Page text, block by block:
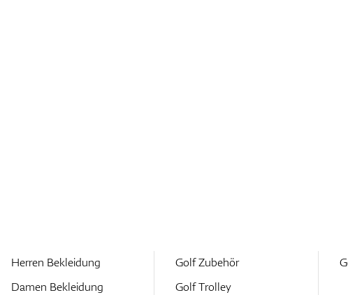
Herren Bekleidung
Damen Bekleidung
Golf Zubehör
Golf Trolley